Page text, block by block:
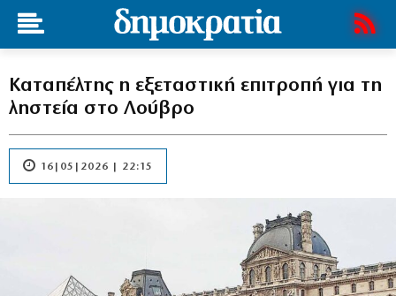
Καταπέλτης η εξεταστική επιτροπή για τη
ληστεία στο Λούβρο
16|05|2026 | 22:15